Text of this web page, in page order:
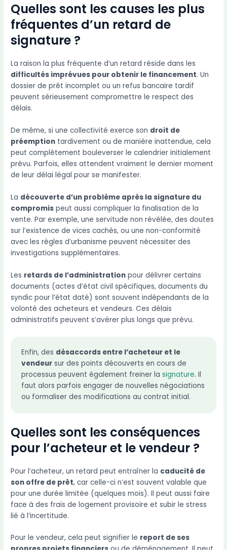
Quelles sont les causes les plus
fréquentes d’un retard de
signature ?
La raison la plus fréquente d’un retard réside dans les
difficultés imprévues pour obtenir le financement. Un
dossier de prêt incomplet ou un refus bancaire tardif
peuvent sérieusement compromettre le respect des
délais.
De même, si une collectivité exerce son droit de
préemption tardivement ou de manière inattendue, cela
peut complètement bouleverser le calendrier initialement
prévu. Parfois, elles attendent vraiment le dernier moment
de leur délai légal pour se manifester.
La découverte d’un problème après la signature du
compromis peut aussi compliquer la finalisation de la
vente. Par exemple, une servitude non révélée, des doutes
sur l’existence de vices cachés, ou une non-conformité
avec les règles d’urbanisme peuvent nécessiter des
investigations supplémentaires.
Les retards de l’administration pour délivrer certains
documents (actes d’état civil spécifiques, documents du
syndic pour l’état daté) sont souvent indépendants de la
volonté des acheteurs et vendeurs. Ces délais
administratifs peuvent s’avérer plus longs que prévu.
Enfin, des désaccords entre l’acheteur et le
vendeursur des points découverts en cours de
processus peuvent également freiner la signature. Il
faut alors parfois engager de nouvelles négociations
ou formaliser des modifications au contrat initial.
Quelles sont les conséquences
pour l’acheteur et le vendeur ?
Pour l’acheteur, un retard peut entraîner la caducité de
son offre de prêt, car celle-ci n’est souvent valable que
pour une durée limitée (quelques mois). Il peut aussi faire
face à des frais de logement provisoire et subir le stress
lié à l’incertitude.
Pour le vendeur, cela peut signifier le report de ses